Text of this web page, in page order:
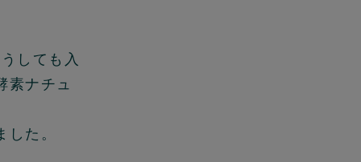
しても入
素ナチュ
た。